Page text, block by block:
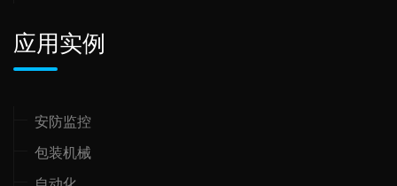
应用实例
安防监控
包装机械